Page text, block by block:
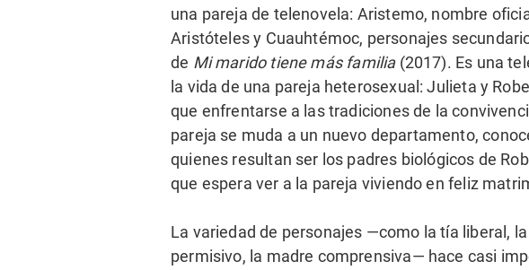
una pareja de telenovela: Aristemo, nombre
Aristóteles y Cuauhtémoc, personajes
de Mi marido tiene más familia (2017). Es una
la vida de una pareja heterosexual: Julieta y
que enfrentarse a las tradiciones de la
pareja se muda a un nuevo departamento,
quienes resultan ser los padres biológicos de
que espera ver a la pareja viviendo en feliz
La variedad de personajes —como la tía liberal,
permisivo, la madre comprensiva— hace casi